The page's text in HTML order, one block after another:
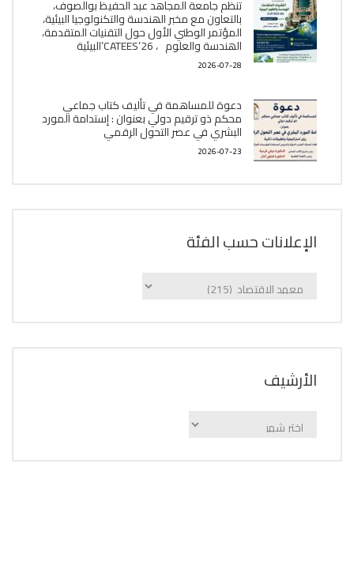
تنظم جامعة المجاهد عبد الحفيظ بوالصوف،
بالتعاون مع مخبر الھندسة والتكنولوجيا البیئیة،
المؤتمر الوطني الأول حول التقنيات المتقدمة،
الھندسة والعلوم ، CATEES’26’البیئية
2026-07-28
دعوة للمساهمة في تأليف كتاب جماعي
محكم ذو ترقيم دولي بعنوان : إستدامة المورد
البشري في عصر التحول الرقمي
2026-07-23
الإعلانات حسب الفئة
الإعلانات
اﻷرشيف
اﻷرشيف